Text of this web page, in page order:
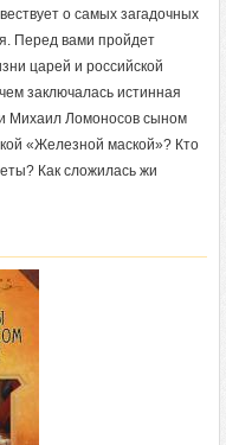
о самых загадочных
Перед вами пройдет
царей и российской
заключалась истинная
Михаил Ломоносов сыном
«Железной маской»? Кто
Как сложилась жи